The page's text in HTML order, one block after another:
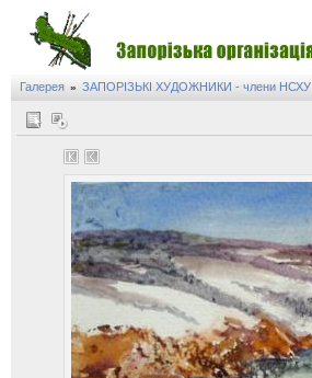
Галерея » ЗАПОРІЗЬКІ ХУДОЖНИКИ - члени НСХУ